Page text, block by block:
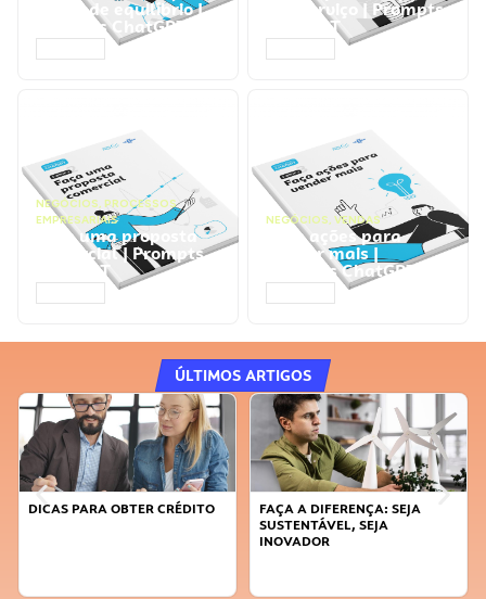
ponto de equilíbrio |
Prompts ChatGPT
seu serviço | Prompts
ChatGPT
NEGÓCIOS, PROCESSOS
EMPRESARIAIS
Faça uma proposta
comercial | Prompts
ChatGPT
NEGÓCIOS, VENDAS
Faça ações para
vender mais |
Prompts ChatGPT
ÚLTIMOS ARTIGOS
DICAS PARA OBTER CRÉDITO
FAÇA A DIFERENÇA: SEJA
SUSTENTÁVEL, SEJA
INOVADOR